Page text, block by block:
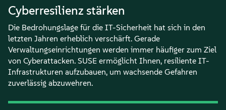
Cyberresilienz stärken
Die Bedrohungslage für die IT-Sicherheit hat sich in den
letzten Jahren erheblich verschärft. Gerade
Verwaltungseinrichtungen werden immer häufiger zum Ziel
von Cyberattacken. SUSE ermöglicht Ihnen, resiliente IT-
Infrastrukturen aufzubauen, um wachsende Gefahren
zuverlässig abzuwehren.